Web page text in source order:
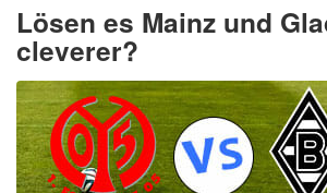
Lösen es Mainz und
cleverer?